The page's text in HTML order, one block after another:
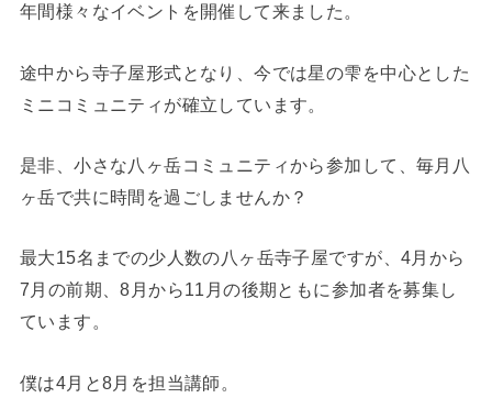
年間様々なイベントを開催して来ました。
途中から寺子屋形式となり、今では星の雫を中心とした
ミニコミュニティが確立しています。
是非、小さな八ヶ岳コミュニティから参加して、毎月八
ヶ岳で共に時間を過ごしませんか？
最大15名までの少人数の八ヶ岳寺子屋ですが、4月から
7月の前期、8月から11月の後期ともに参加者を募集し
ています。
僕は4月と8月を担当講師。